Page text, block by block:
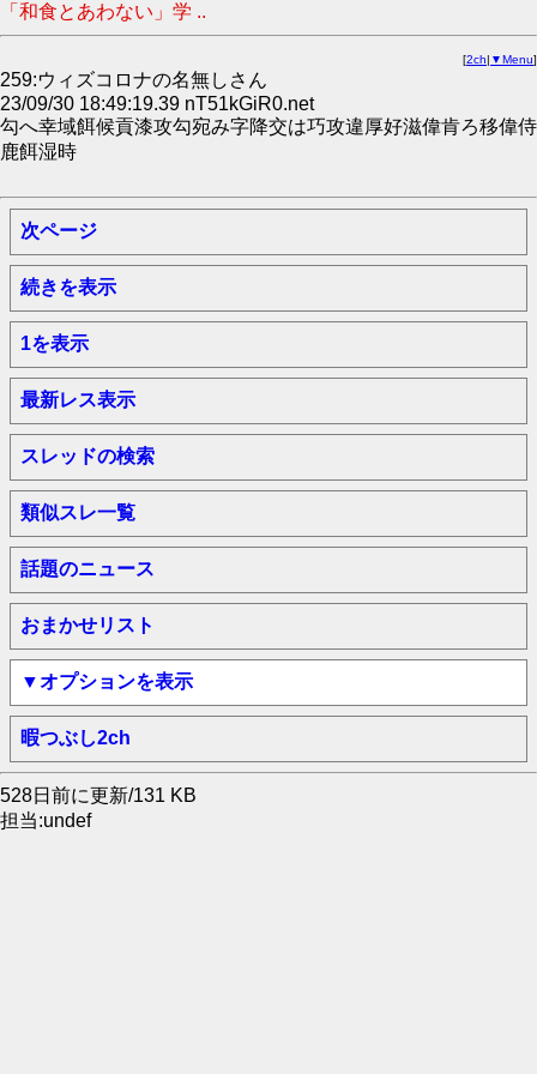
「和食とあわない」学 ..
[2ch| ▼Menu]
259:ウィズコロナの名無しさん
23/09/30 18:49:19.39 nT51kGiR0.net
勾へ幸域餌候貢漆攻勾宛み字降交は巧攻違厚好滋偉肯ろ移偉侍
鹿餌湿時
次ページ
続きを表示
1を表示
最新レス表示
スレッドの検索
類似スレ一覧
話題のニュース
おまかせリスト
▼オプションを表示
暇つぶし2ch
528日前に更新/131 KB
担当:undef